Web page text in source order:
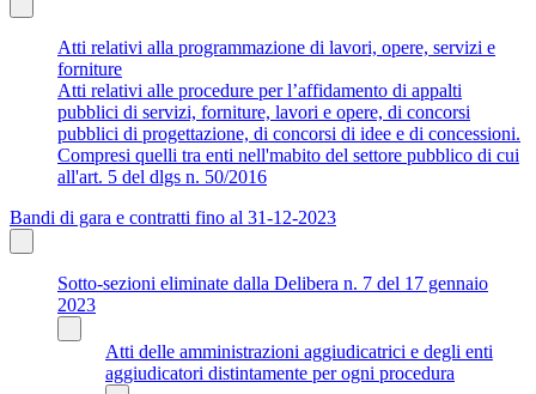
Atti relativi alla programmazione di lavori, opere, servizi e
forniture
Atti relativi alle procedure per l’affidamento di appalti
pubblici di servizi, forniture, lavori e opere, di concorsi
pubblici di progettazione, di concorsi di idee e di concessioni.
Compresi quelli tra enti nell'mabito del settore pubblico di cui
all'art. 5 del dlgs n. 50/2016
Bandi di gara e contratti fino al 31-12-2023
Sotto-sezioni eliminate dalla Delibera n. 7 del 17 gennaio
2023
Atti delle amministrazioni aggiudicatrici e degli enti
aggiudicatori distintamente per ogni procedura